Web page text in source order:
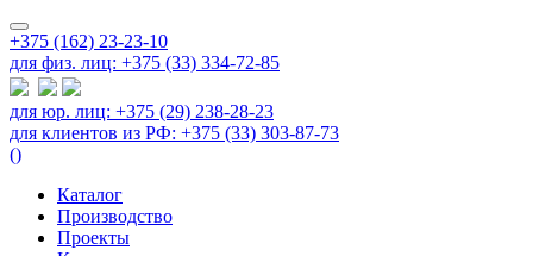
+375 (162) 23-23-10
для физ. лиц: +375 (33) 334-72-85
для юр. лиц: +375 (29) 238-28-23
для клиентов из РФ: +375 (33) 303-87-73
()
Каталог
Производство
Проекты